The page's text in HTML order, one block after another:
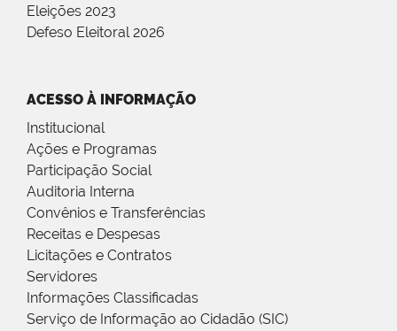
Eleições 2023
Defeso Eleitoral 2026
ACESSO À INFORMAÇÃO
Institucional
Ações e Programas
Participação Social
Auditoria Interna
Convênios e Transferências
Receitas e Despesas
Licitações e Contratos
Servidores
Informações Classificadas
Serviço de Informação ao Cidadão (SIC)